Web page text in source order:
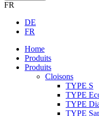
FR
DE
FR
Home
Produits
Produits
Cloisons
TYPE S
TYPE
TYPE
TYPE